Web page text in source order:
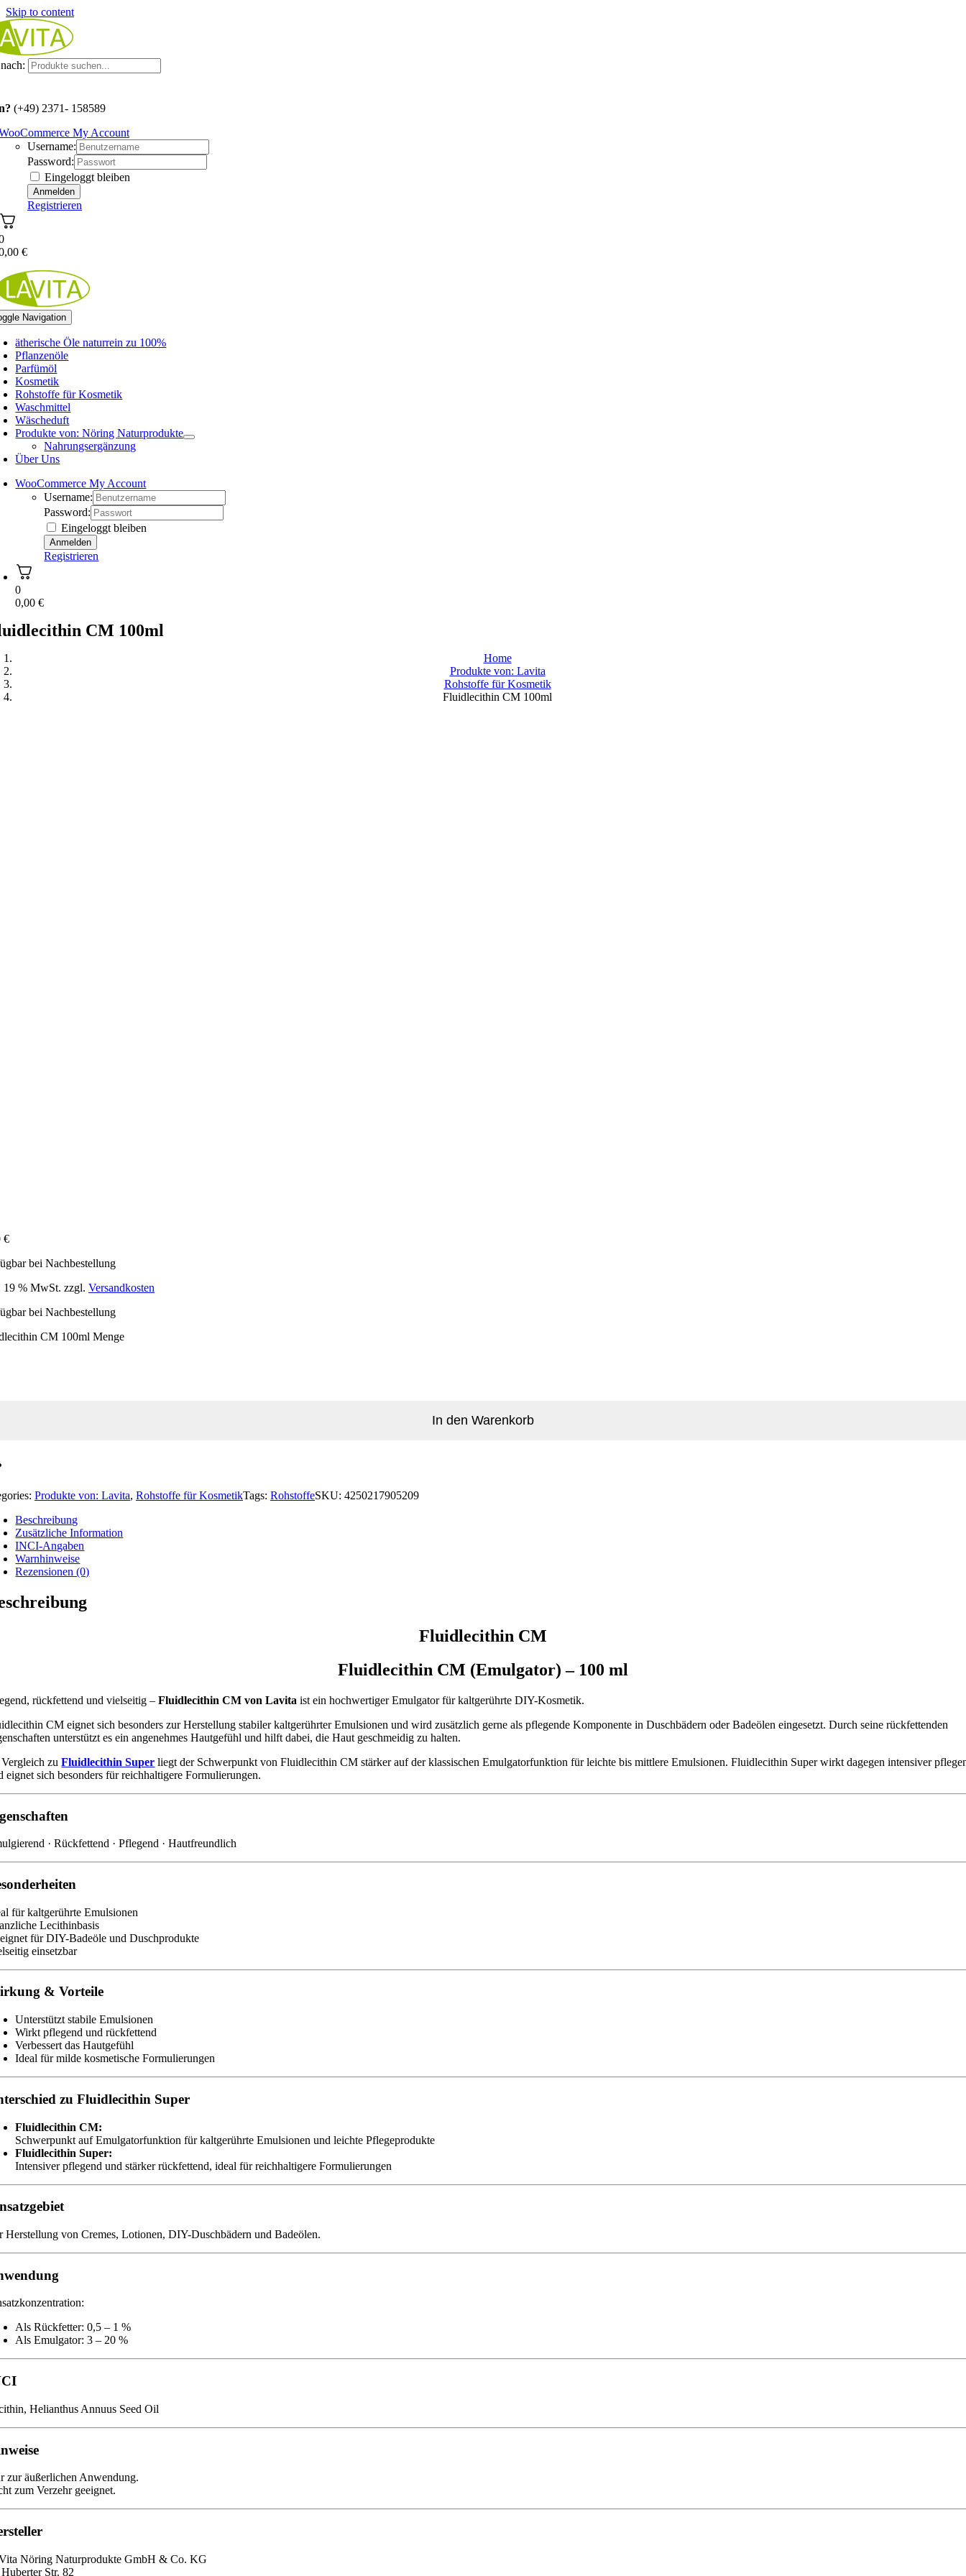
Skip to content
(+49) 2371- 158589
My Account
Username:
Password:
Eingeloggt bleiben
Registrieren
€
Navigation
ätherische Öle naturrein zu 100%
Pflanzenöle
Parfümöl
Kosmetik
Rohstoffe für Kosmetik
Waschmittel
Wäscheduft
Produkte von: Nöring Naturprodukte
Nahrungsergänzung
Über Uns
WooCommerce My Account
Username:
Password:
Eingeloggt bleiben
Registrieren
0
0,00€
CM 100ml
Home
Produkte von: Lavita
Rohstoffe für Kosmetik
Fluidlecithin CM 100ml
€
bei Nachbestellung
19 % MwSt. zzgl. Versandkosten
bei Nachbestellung
CM 100ml Menge
In den Warenkorb
Produkte von: Lavita, Rohstoffe für KosmetikTags: RohstoffeSKU: 4250217905209
Beschreibung
Zusätzliche Information
INCI-Angaben
Warnhinweise
Rezensionen (0)
Fluidlecithin CM
Fluidlecithin CM (Emulgator) – 100 ml
rückfettend und vielseitig –Fluidlecithin CM von Lavita ist ein hochwertiger Emulgator für kaltgerührte DIY-Kosmetik.
CM eignet sich besonders zur Herstellung stabiler kaltgerührter Emulsionen und wird zusätzlich gerne als pflegende Komponente in Duschbädern oder Badeölen eingesetzt. Durch seine rückfettenden
unterstützt es ein angenehmes Hautgefühl und hilft dabei, die Haut geschmeidig zu halten.
zuFluidlecithin Super liegt der Schwerpunkt von Fluidlecithin CM stärker auf der klassischen Emulgatorfunktion für leichte bis mittlere Emulsionen. Fluidlecithin Super wirkt dagegen intensiver
eignet sich besonders für reichhaltigere Formulierungen.
· Rückfettend · Pflegend · Hautfreundlich
für kaltgerührte Emulsionen
Lecithinbasis
für DIY-Badeöle und Duschprodukte
einsetzbar
& Vorteile
Unterstützt stabile Emulsionen
Wirkt pflegend und rückfettend
Verbessert das Hautgefühl
Ideal für milde kosmetische Formulierungen
zu Fluidlecithin Super
Fluidlecithin CM:
Schwerpunkt auf Emulgatorfunktion für kaltgerührte Emulsionen und leichte Pflegeprodukte
Fluidlecithin Super:
Intensiver pflegend und stärker rückfettend, ideal für reichhaltigere Formulierungen
Herstellung von Cremes, Lotionen, DIY-Duschbädern und Badeölen.
Als Rückfetter: 0,5 – 1 %
Als Emulgator: 3 – 20 %
Helianthus Annuus Seed Oil
zur äußerlichen Anwendung.
zum Verzehr geeignet.
Nöring Naturprodukte GmbH & Co. KG
Str. 82